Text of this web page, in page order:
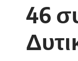
46